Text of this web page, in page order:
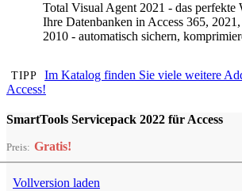
Total Visual Agent 2021 - das perfekte
Ihre Datenbanken in Access 365,
2010 - automatisch sichern,
TIPP
Im Katalog finden Sie viele weitere
Access!
SmartTools Servicepack 2022 für Access
Preis: Gratis!
Vollversion laden